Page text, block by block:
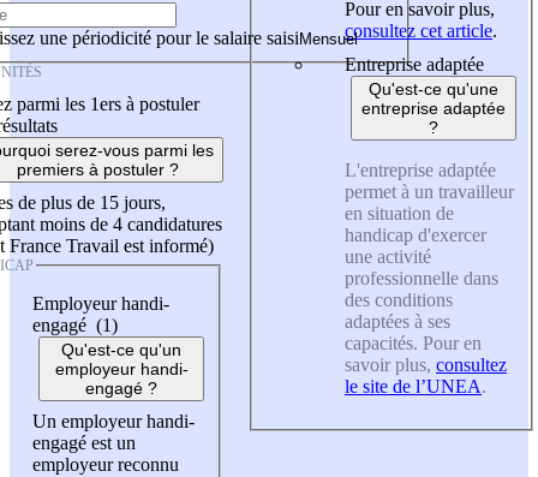
une périodicité pour le salaire saisi
parmi les 1ers à postuler
serez-vous parmi les
premiers à postuler ?
de plus de 15 jours,
moins de 4 candidatures
France Travail est informé)
Employeur handi-
engagé (1)
Qu'est-ce qu'un
employeur handi-
engagé ?
Un employeur handi-
engagé est un
employeur reconnu
Pour en savoir plus,
consultez cet article.
Entreprise adaptée
Qu'est-ce qu'une
entreprise adaptée
?
L'entreprise adaptée
permet à un travailleur
en situation de
handicap d'exercer
une activité
professionnelle dans
des conditions
adaptées à ses
capacités. Pour en
savoir plus, consultez
le site de l’UNEA.